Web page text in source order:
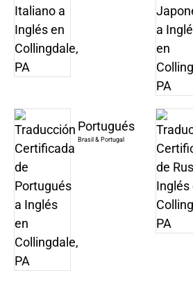
Portugués
Brasil & Portugal